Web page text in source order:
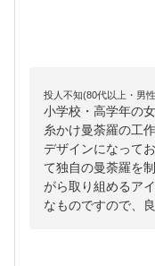
投人不知(80代以上・男
小学校・高学年の
糸かけ曼荼羅の工
デザインになって
て独自の曼荼羅を
がら取り組めるア
なものですので、